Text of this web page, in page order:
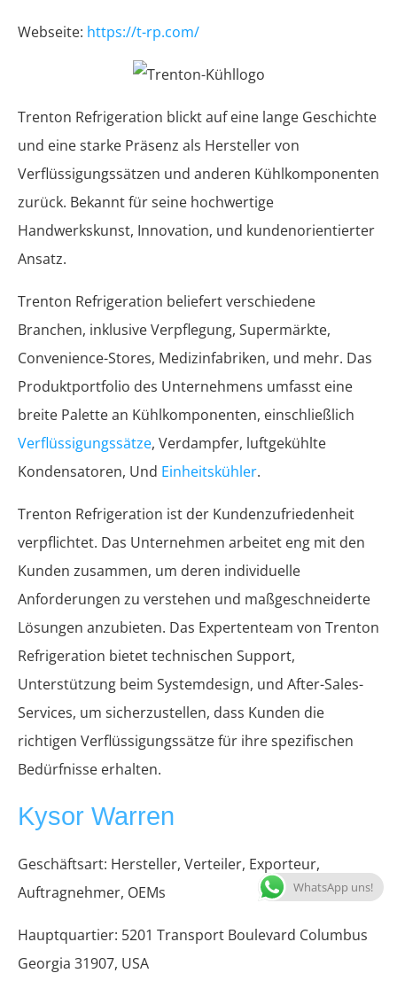
Webseite: https://t-rp.com/
Trenton Refrigeration blickt auf eine lange Geschichte
und eine starke Präsenz als Hersteller von
Verflüssigungssätzen und anderen Kühlkomponenten
zurück. Bekannt für seine hochwertige
Handwerkskunst, Innovation, und kundenorientierter
Ansatz.
Trenton Refrigeration beliefert verschiedene
Branchen, inklusive Verpflegung, Supermärkte,
Convenience-Stores, Medizinfabriken, und mehr. Das
Produktportfolio des Unternehmens umfasst eine
breite Palette an Kühlkomponenten, einschließlich
Verflüssigungssätze, Verdampfer, luftgekühlte
Kondensatoren, Und Einheitskühler.
Trenton Refrigeration ist der Kundenzufriedenheit
verpflichtet. Das Unternehmen arbeitet eng mit den
Kunden zusammen, um deren individuelle
Anforderungen zu verstehen und maßgeschneiderte
Lösungen anzubieten. Das Expertenteam von Trenton
Refrigeration bietet technischen Support,
Unterstützung beim Systemdesign, und After-Sales-
Services, um sicherzustellen, dass Kunden die
richtigen Verflüssigungssätze für ihre spezifischen
Bedürfnisse erhalten.
Kysor Warren
Geschäftsart: Hersteller, Verteiler, Exporteur,
Auftragnehmer, OEMs
Hauptquartier: 5201 Transport Boulevard Columbus
Georgia 31907, USA
WhatsApp uns!